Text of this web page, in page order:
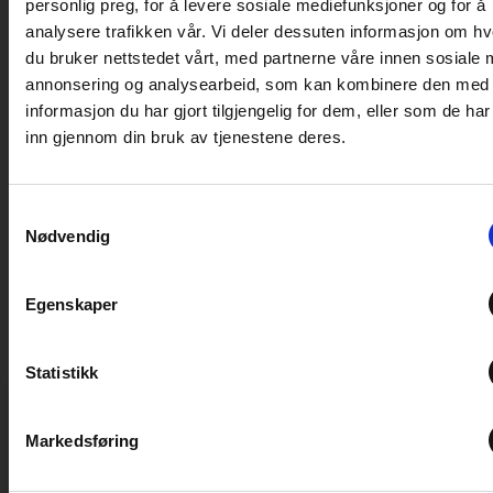
personlig preg, for å levere sosiale mediefunksjoner og for å
analysere trafikken vår. Vi deler dessuten informasjon om
du bruker nettstedet vårt, med partnerne våre innen sosiale
annonsering og analysearbeid, som kan kombinere den med
informasjon du har gjort tilgjengelig for dem, eller som de
inn gjennom din bruk av tjenestene deres.
Nødvendig
Egenskaper
Statistikk
Markedsføring
kosthold og aktiviteter. Resultatene er gitt i
figuren ovenfor.
Kilde: Norges Caravanbransjeforbund og
Flere bloggposter